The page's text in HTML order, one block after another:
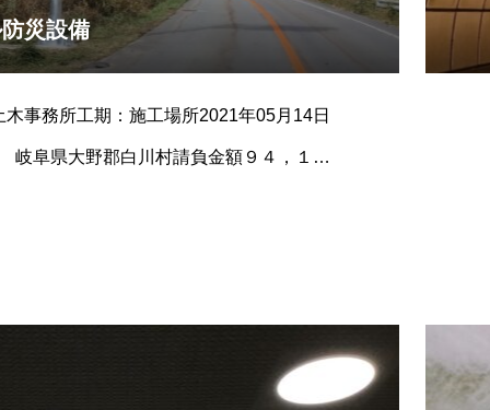
災設備
事務所工期：施工場所2021年05月14日
岐阜県大野郡白川村請負金額９４，１９